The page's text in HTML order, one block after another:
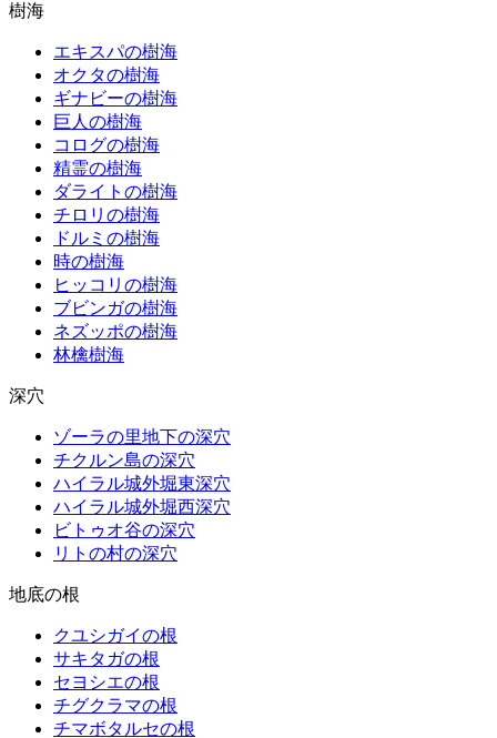
樹海
エキスパの樹海
オクタの樹海
ギナビーの樹海
巨人の樹海
コログの樹海
精霊の樹海
ダライトの樹海
チロリの樹海
ドルミの樹海
時の樹海
ヒッコリの樹海
ブビンガの樹海
ネズッポの樹海
林檎樹海
深穴
ゾーラの里地下の深穴
チクルン島の深穴
ハイラル城外堀東深穴
ハイラル城外堀西深穴
ビトゥオ谷の深穴
リトの村の深穴
地底の根
クユシガイの根
サキタガの根
セヨシエの根
チグクラマの根
チマボタルセの根